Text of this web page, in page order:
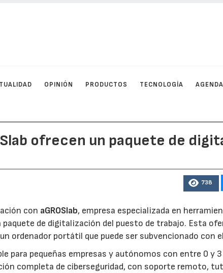
OPINIÓN PRODUCTOS TECNOLOGÍA AGENDA
ofrecen un paquete de
738
con aGROSlab, empresa especializada en
de digitalización del puesto de trabajo. Esta
ordenador portátil que puede ser subvencionado con
para pequeñas empresas y autónomos con entre 0 y
completa de ciberseguridad, con soporte remoto,